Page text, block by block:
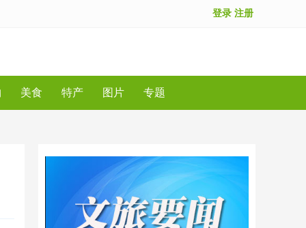
登录 注册
美食 特产 图片 专题